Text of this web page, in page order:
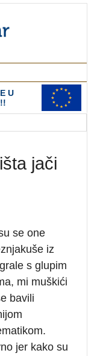
U
jači
se one
iz
s glupim
mi muškići
bavili
jer kako su